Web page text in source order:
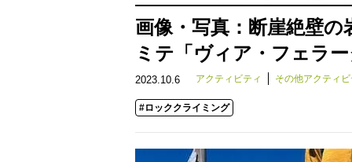
画像・写真：断崖絶壁
ミテ「ヴィア・フェラ
2023.10.6 アクティビティ その他アクティビ
#ロッククライミング